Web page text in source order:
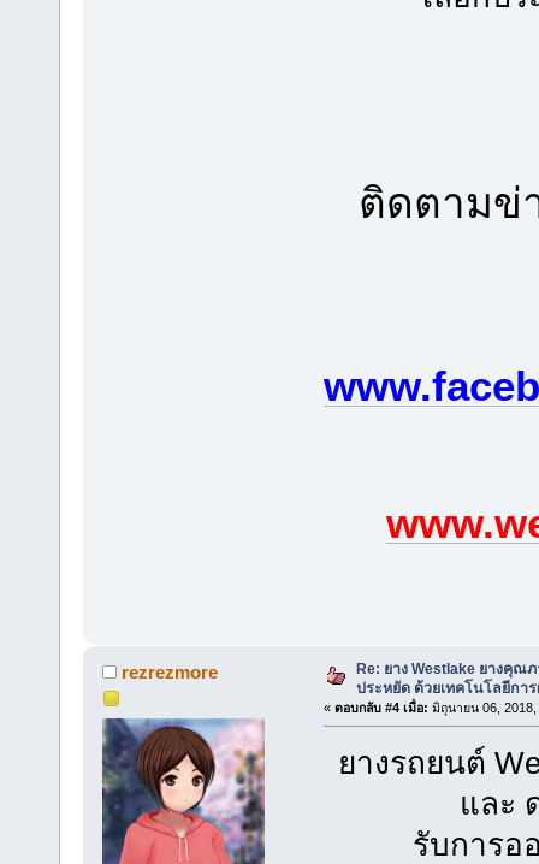
ติดตามข่
rezrezmore
Re: ยาง Westlake ยางคุณ
ประหยัด ด้วยเทคโนโลยีกา
« ตอบกลับ #4 เมื่อ: มิถุนายน 06, 2018,
ยางรถยนต์
และ
รับการอ